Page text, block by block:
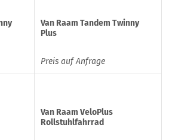
Van Raam Tandem Twinny
Plus
Preis auf Anfrage
Van Raam VeloPlus
Rollstuhlfahrrad